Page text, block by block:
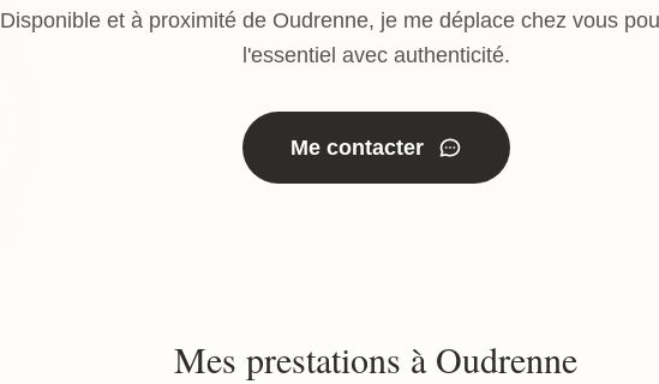
Disponible et à proximité de Oudrenne, je me déplace chez vous
l'essentiel avec authenticité.
Me contacter
Mes prestations à Oudrenne